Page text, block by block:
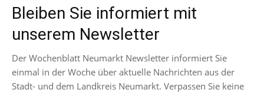
Bleiben Sie informiert mit
unserem Newsletter
Der Wochenblatt Neumarkt Newsletter informiert Sie
einmal in der Woche über aktuelle Nachrichten aus der
Stadt- und dem Landkreis Neumarkt. Verpassen Sie keine